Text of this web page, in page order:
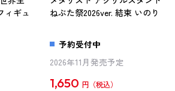
ィギュ
ねぶた祭2026ver. 結束 いのり
予約受付中
2026年11月発売予定
1,650 円